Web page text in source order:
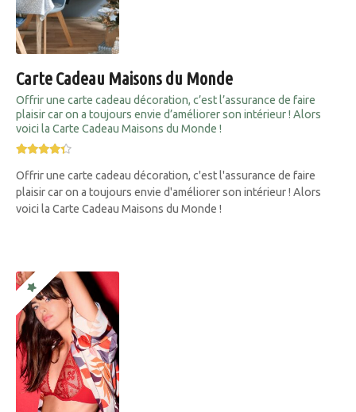
Carte Cadeau Maisons du Monde
Offrir une carte cadeau décoration, c’est l’assurance de faire
plaisir car on a toujours envie d’améliorer son intérieur ! Alors
voici la Carte Cadeau Maisons du Monde !
Offrir une carte cadeau décoration, c'est l'assurance de faire
plaisir car on a toujours envie d'améliorer son intérieur ! Alors
voici la Carte Cadeau Maisons du Monde !